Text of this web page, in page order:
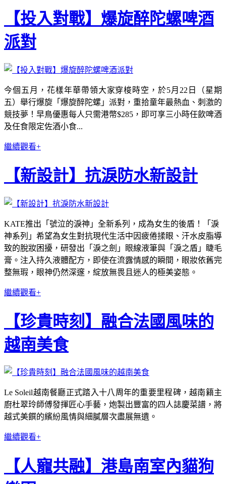
【投入對戰】爆旋醉陀螺啤酒
派對
今個五月，花樣年華帶領大家穿梭時空，於5月22日（星期
五）舉行爆旋「爆旋醉陀螺」派對，重拾童年最熱血、刺激的
競技夢！早鳥優惠每人只需港幣$285，即可享三小時任飲啤酒
及任食限定佐酒小食...
繼續觀看+
【新設計】抗淚防水新設計
KATE推出「號泣的淚神」全新系列，成為女生的後盾！「淚
神系列」希望為女生對抗現代生活中因疲倦揉眼、汗水皮脂導
致的脫妝困擾，研發出「淚之劍」眼線液筆與「淚之盾」睫毛
膏。注入持久液體配方，即使在流露情感的瞬間，眼妝依舊完
整無瑕，眼神仍然深邃，綻放無畏且迷人的極美姿態。
繼續觀看+
【珍貴時刻】融合法國風味的
越南美食
Le Soleil越南餐廳正式踏入十八周年的重要里程碑，越南籍主
廚杜翠玲師傅發揮匠心手藝，炮製出豐富的四人誌慶菜譜，將
越式美饌的繽紛風情與細膩層次盡展無遺。
繼續觀看+
【人寵共融】港島南室內貓狗